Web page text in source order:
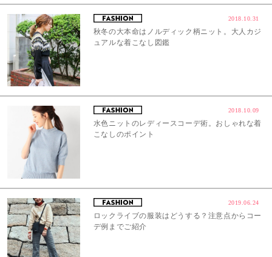
2018.10.31
秋冬の大本命はノルディック柄ニット。大人カジ
ュアルな着こなし図鑑
2018.10.09
水色ニットのレディースコーデ術。おしゃれな着
こなしのポイント
2019.06.24
ロックライブの服装はどうする？注意点からコー
デ例までご紹介